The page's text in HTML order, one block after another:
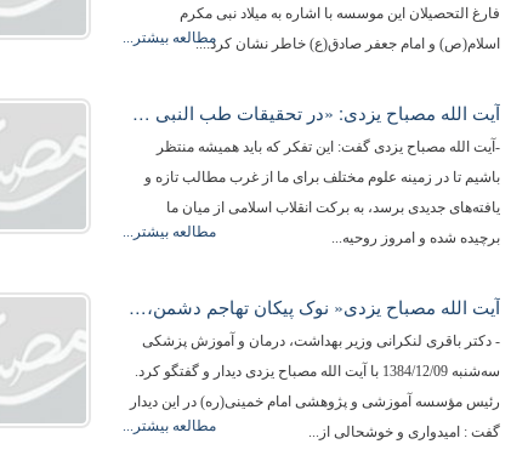
فارغ التحصیلان این موسسه با اشاره به میلاد نبی مکرم
اسلام(ص) و امام جعفر صادق(ع) خاطر نشان کرد:...مطالعه بیشتر...
آیت الله مصباح یزدی: «در تحقیقات طب النبی و طب اسلامی از پیشرفته ترین روش‌ها استفاده ‌شود‌.»
-آیت الله مصباح یزدی گفت: این تفکر که باید همیشه منتظر
باشیم تا در زمینه علوم مختلف برای ما از غرب مطالب تازه و
یافته‌های جدیدی برسد، به برکت انقلاب اسلامی از میان ما
برچیده شده و امروز روحیه...
مطالعه بیشتر...
آیت الله مصباح یزدی« نوک پیکان تهاجم دشمن، بسوی دانشگاه است»
- دکتر باقری لنکرانی وزیر بهداشت، درمان و آموزش پزشکی
سه‌شنبه 1384/12/09 با آیت الله مصباح یزدی دیدار و گفتگو کرد.
رئیس مؤسسه آموزشی و پژوهشی امام خمینی(ره) در این دیدار
گفت : امیدواری و خوشحالی از...
مطالعه بیشتر...